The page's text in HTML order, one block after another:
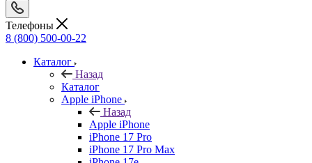
Телефоны
8 (800) 500-00-22
Каталог
Назад
Каталог
Apple iPhone
Назад
Apple iPhone
iPhone 17 Pro
iPhone 17 Pro Max